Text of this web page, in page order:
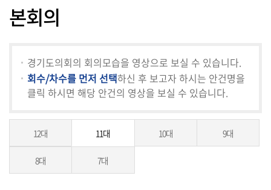
의
록
상
회
본회의
경기도의회의 회의모습을 영상으로 보실 수 있습니다.
회수/차수를 먼저 선택하신 후 보고자 하시는 안건명을
클릭 하시면 해당 안건의 영상을 보실 수 있습니다.
12대 11대 10대 9대
8대 7대